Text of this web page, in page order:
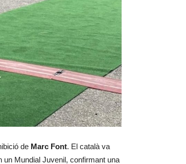
de Marc Font. El català va
Mundial Juvenil, confirmant una